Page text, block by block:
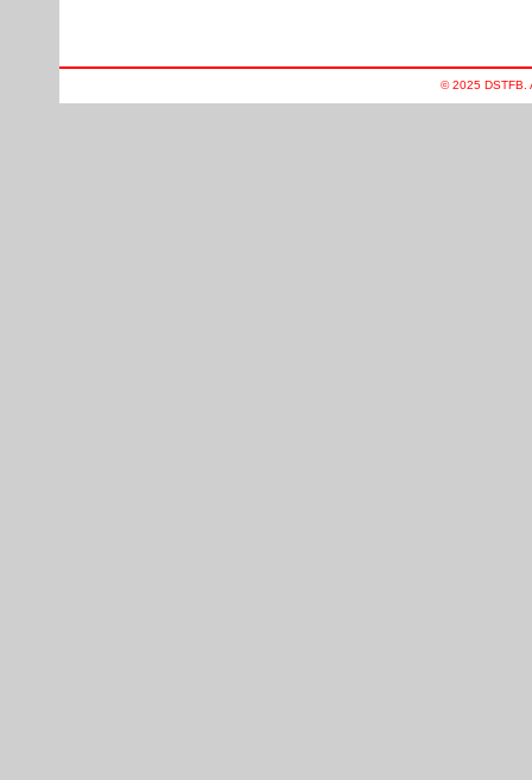
© 2025 DSTFB.